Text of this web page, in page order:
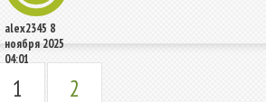
alex2345 8
ноября 2025
04:01
1 2